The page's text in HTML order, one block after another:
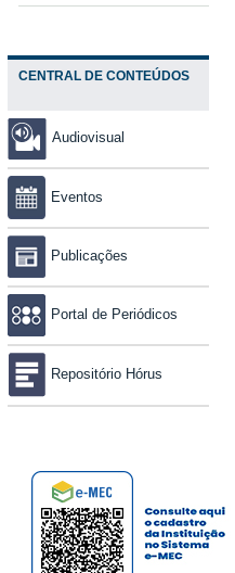
CENTRAL DE CONTEÚDOS
Audiovisual
Eventos
Publicações
Portal de Periódicos
Repositório Hórus